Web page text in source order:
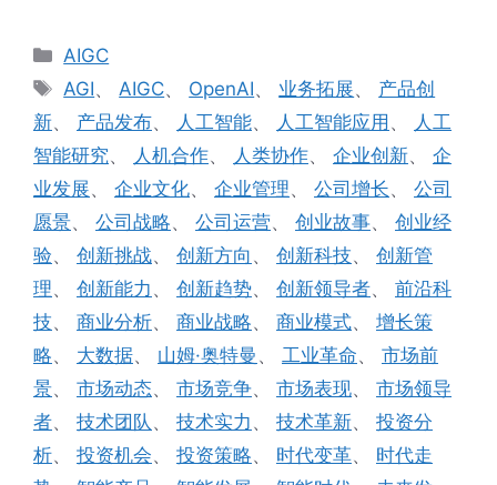
分
类
AIGC
标
签
AGI、AIGC、 OpenAI、 业务拓展、 产品创
新、 产品发布、 人工智能、 人工智能应用 、
人工
智能研究、 人机合作、 人类协作、 企业创新、 企
业发展、 企业文化、 企业管理、 公司增长、 公司
愿景、 公司战略、 公司运营、 创业故事、 创业经
验、 创新挑战、 创新方向 、 创新科技、 创新管
理、 创新能力 、 创新趋势、 创新领导者、 前沿科
技、 商业分析、 商业战略、 商业模式、 增长策
略、 大数据、 山姆·奥特曼 、 工业革命、 市场前
景、 市场动态、 市场竞争、 市场表现、 市场领导
者、 技术团队 、 技术实力 、 技术革新、 投资分
析、 投资机会、 投资策略、 时代变革、 时代走